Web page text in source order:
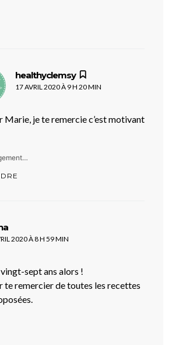
healthyclemsy
17 AVRIL 2020 À 9 H 20 MIN
Marie, je te remercie c’est motivant
2020 À 8 H 59 MIN
sept ans alors !
te remercier de toutes les recettes